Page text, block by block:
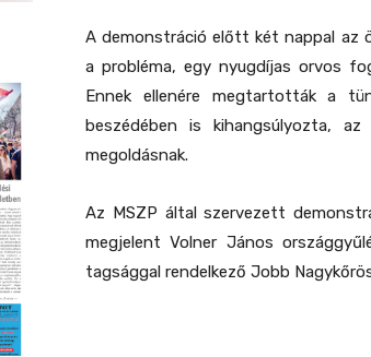
A demonstráció előtt két nappal az
a probléma, egy nyugdíjas orvos
Ennek ellenére megtartották a
beszédében is kihangsúlyozta,
megoldásnak.
Az MSZP által szervezett
megjelent Volner János
tagsággal rendelkező Jobb